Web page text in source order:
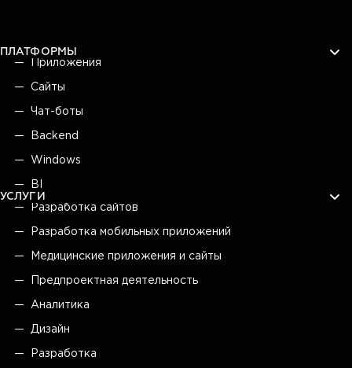
ПЛАТФОРМЫ
Приложения
Сайты
Чат-боты
Backend
Windows
BI
УСЛУГИ
Разработка сайтов
Разработка мобильных приложений
Медицинские приложения и сайты
Предпроектная деятельность
Аналитика
Дизайн
Разработка